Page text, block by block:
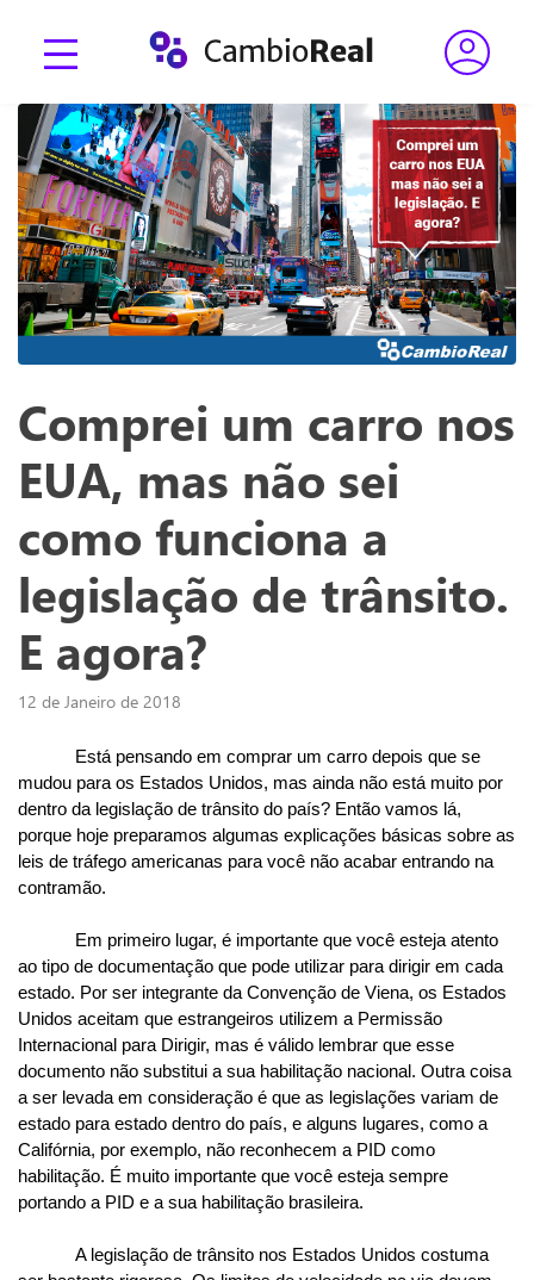
Comprei um carro nos
EUA, mas não sei
como funciona a
legislação de trânsito.
E agora?
12 de Janeiro de 2018
Está pensando em comprar um carro depois que se
mudou para os Estados Unidos, mas ainda não está muito por
dentro da legislação de trânsito do país? Então vamos lá,
porque hoje preparamos algumas explicações básicas sobre as
leis de tráfego americanas para você não acabar entrando na
contramão.
Em primeiro lugar, é importante que você esteja atento
ao tipo de documentação que pode utilizar para dirigir em cada
estado. Por ser integrante da Convenção de Viena, os Estados
Unidos aceitam que estrangeiros utilizem a Permissão
Internacional para Dirigir, mas é válido lembrar que esse
documento não substitui a sua habilitação nacional. Outra coisa
a ser levada em consideração é que as legislações variam de
estado para estado dentro do país, e alguns lugares, como a
Califórnia, por exemplo, não reconhecem a PID como
habilitação. É muito importante que você esteja sempre
portando a PID e a sua habilitação brasileira.
A legislação de trânsito nos Estados Unidos costuma